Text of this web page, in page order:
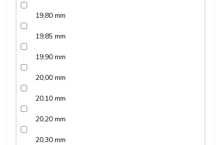
19,80 mm
19,85 mm
19,90 mm
20,00 mm
20,10 mm
20,20 mm
20,30 mm